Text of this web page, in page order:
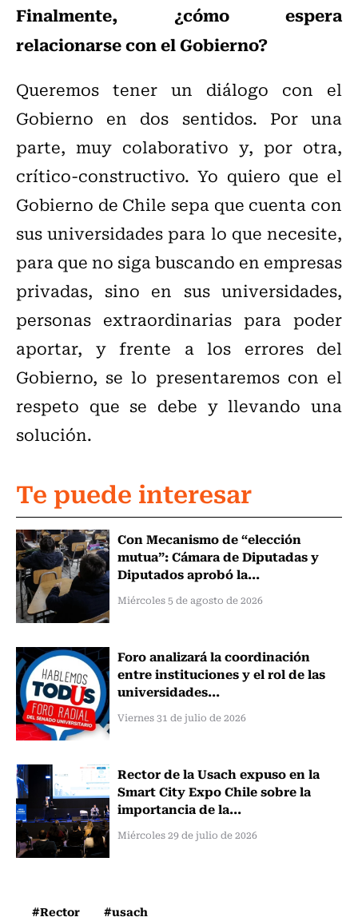
Finalmente, ¿cómo espera
relacionarse con el Gobierno?
Queremos tener un diálogo con el
Gobierno en dos sentidos. Por una
parte, muy colaborativo y, por otra,
crítico-constructivo. Yo quiero que el
Gobierno de Chile sepa que cuenta con
sus universidades para lo que necesite,
para que no siga buscando en empresas
privadas, sino en sus universidades,
personas extraordinarias para poder
aportar, y frente a los errores del
Gobierno, se lo presentaremos con el
respeto que se debe y llevando una
solución.
Te puede interesar
Con Mecanismo de “elección
mutua”: Cámara de Diputadas y
Diputados aprobó la...
Miércoles 5 de agosto de 2026
Foro analizará la coordinación
entre instituciones y el rol de las
universidades...
Viernes 31 de julio de 2026
Rector de la Usach expuso en la
Smart City Expo Chile sobre la
importancia de la...
Miércoles 29 de julio de 2026
#Rector #usach